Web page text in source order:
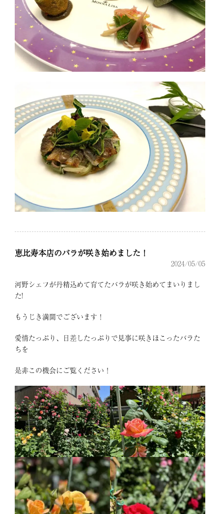
恵比寿本店のバラが咲き始めました！
2024/05/05
河野シェフが丹精込めて育てたバラが咲き始めてまいりまし
た!
もうじき満開でございます！
愛情たっぷり、日差したっぷりで見事に咲きほこったバラた
ちを
是非この機会にご覧ください！